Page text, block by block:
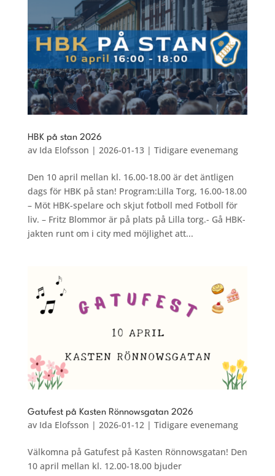
HBK på stan 2026
av Ida Elofsson | 2026-01-13| Tidigare evenemang
Den 10 april mellan kl. 16.00-18.00 är det äntligen
dags för HBK på stan! Program:Lilla Torg, 16.00-18.00
– Möt HBK-spelare och skjut fotboll med Fotboll för
liv. – Fritz Blommor är på plats på Lilla torg.- Gå HBK-
jakten runt om i city med möjlighet att...
Gatufest på Kasten Rönnowsgatan 2026
av Ida Elofsson | 2026-01-12| Tidigare evenemang
Välkomna på Gatufest på Kasten Rönnowsgatan! Den
10 april mellan kl. 12.00-18.00 bjuder